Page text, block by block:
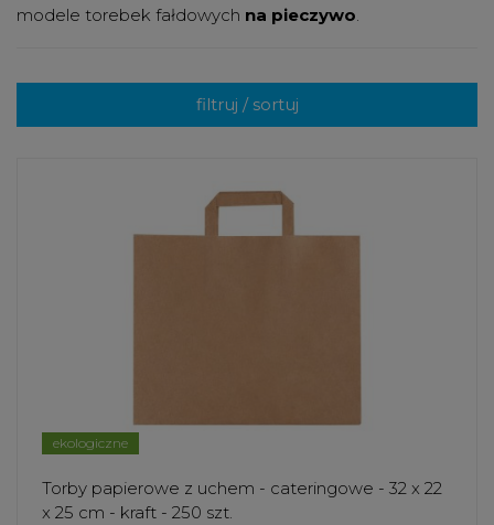
modele torebek fałdowych na pieczywo.
filtruj / sortuj
ekologiczne
Torby papierowe z uchem - cateringowe - 32 x 22
x 25 cm - kraft - 250 szt.